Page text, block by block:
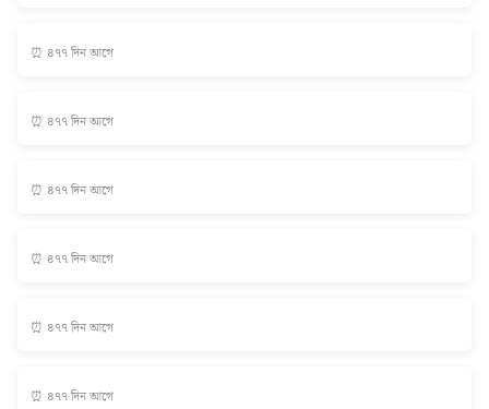
⏰ ৪৭৭ দিন আগে
⏰ ৪৭৭ দিন আগে
⏰ ৪৭৭ দিন আগে
⏰ ৪৭৭ দিন আগে
⏰ ৪৭৭ দিন আগে
⏰ ৪৭৭ দিন আগে